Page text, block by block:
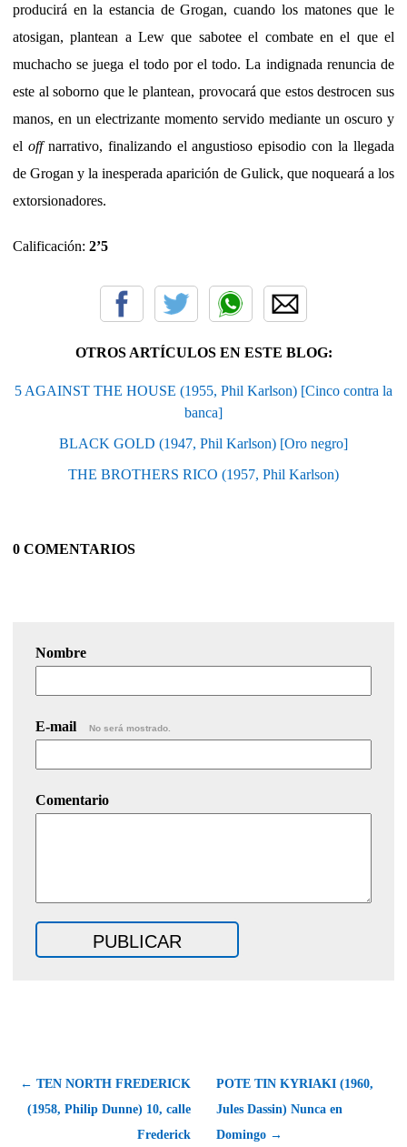
producirá en la estancia de Grogan, cuando los matones que le
atosigan, plantean a Lew que sabotee el combate en el que el
muchacho se juega el todo por el todo. La indignada renuncia de
este al soborno que le plantean, provocará que estos destrocen sus
manos, en un electrizante momento servido mediante un oscuro y
el offnarrativo, finalizando el angustioso episodio con la llegada
de Grogan y la inesperada aparición de Gulick, que noqueará a los
extorsionadores.
Calificación: 2’5
OTROS ARTÍCULOS EN ESTE BLOG:
5 AGAINST THE HOUSE (1955, Phil Karlson) [Cinco contra la
banca]
BLACK GOLD (1947, Phil Karlson) [Oro negro]
THE BROTHERS RICO (1957, Phil Karlson)
0 COMENTARIOS
Nombre
E-mail No será mostrado.
Comentario
← TEN NORTH FREDERICK
(1958, Philip Dunne) 10, calle
Frederick
POTE TIN KYRIAKI (1960,
Jules Dassin) Nunca en
Domingo →